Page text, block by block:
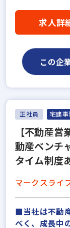
求人詳
この企
正社員 宅建事
【不動産
動産ベンチ
タイム制度
マークスライ
■当社は不動
べく、成長中